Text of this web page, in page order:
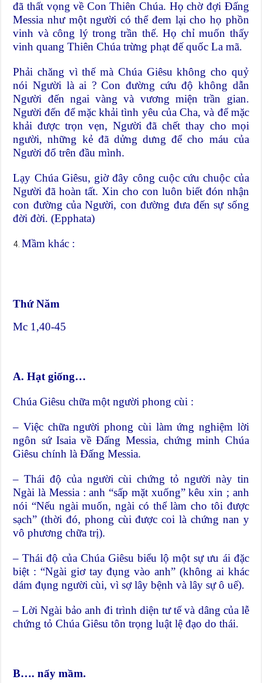
đã thất vọng về Con Thiên Chúa. Họ chờ đợi Đấng
Messia như một người có thể đem lại cho họ phồn
vinh và công lý trong trần thế. Họ chỉ muốn thấy
vinh quang Thiên Chúa trừng phạt đế quốc La mã.
Phải chăng vì thế mà Chúa Giêsu không cho quỷ
nói Người là ai ? Con đường cứu độ không dẫn
Người đến ngai vàng và vương miện trần gian.
Người đến để mặc khải tình yêu của Cha, và để mặc
khải được trọn vẹn, Người đã chết thay cho mọi
người, những kẻ đã dửng dưng để cho máu của
Người đổ trên đầu mình.
Lạy Chúa Giêsu, giờ đây công cuộc cứu chuộc của
Người đã hoàn tất. Xin cho con luôn biết đón nhận
con đường của Người, con đường đưa đến sự sống
đời đời. (Epphata)
Mầm khác :
Thứ Năm
Mc 1,40-45
A. Hạt giống…
Chúa Giêsu chữa một người phong cùi :
– Việc chữa người phong cùi làm ứng nghiệm lời
ngôn sứ Isaia về Đấng Messia, chứng minh Chúa
Giêsu chính là Đấng Messia.
– Thái độ của người cùi chứng tỏ người này tin
Ngài là Messia : anh “sấp mặt xuống” kêu xin ; anh
nói “Nếu ngài muốn, ngài có thể làm cho tôi được
sạch” (thời đó, phong cùi được coi là chứng nan y
vô phương chữa trị).
– Thái độ của Chúa Giêsu biểu lộ một sự ưu ái đặc
biệt : “Ngài giơ tay đụng vào anh” (không ai khác
dám đụng người cùi, vì sợ lây bệnh và lây sự ô uế).
– Lời Ngài bảo anh đi trình diện tư tế và dâng của lễ
chứng tỏ Chúa Giêsu tôn trọng luật lệ đạo do thái.
B…. nẩy mầm.